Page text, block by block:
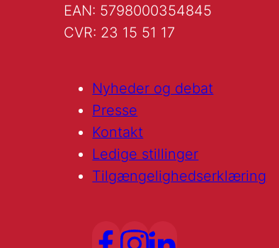
EAN: 5798000354845
CVR: 23 15 51 17
Nyheder og debat
Presse
Kontakt
Ledige stillinger
Tilgængelighedserklæring